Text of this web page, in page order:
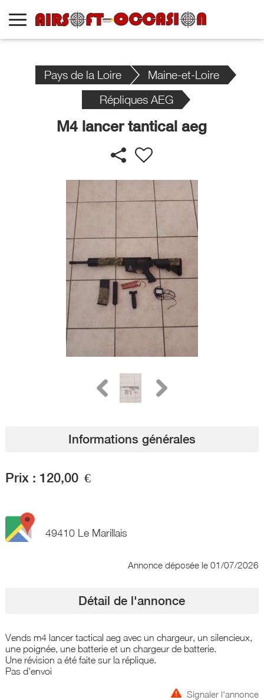
Pays de la Loire
Maine-et-Loire
Répliques AEG
M4 lancer tantical aeg
Informations générales
Prix : 120,00 €
49410 Le Marillais
Annonce déposée le 01/07/2026
Détail de l'annonce
Vends m4 lancer tactical aeg avec un chargeur, un silencieux,
une poignée, une batterie et un chargeur de batterie.
Une révision a été faite sur la réplique.
Pas d'envoi
Signaler l'annonce